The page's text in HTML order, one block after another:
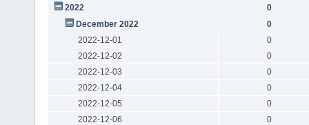
2022
0
December 2022
0
2022-12-01
0
2022-12-02
0
2022-12-03
0
2022-12-04
0
2022-12-05
0
2022-12-06
0